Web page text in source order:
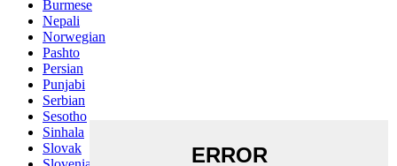
Burmese
Nepali
Norwegian
Pashto
Persian
Punjabi
Serbian
Sesotho
Sinhala
Slovak